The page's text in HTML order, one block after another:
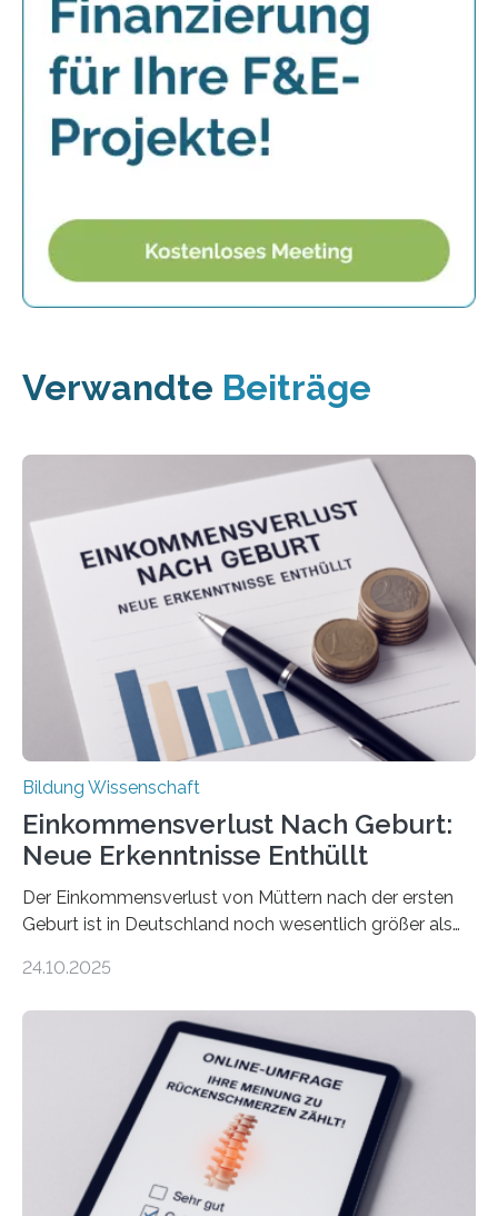
Verwandte Beiträge
Bildung Wissenschaft
Einkommensverlust Nach Geburt:
Neue Erkenntnisse Enthüllt
Der Einkommensverlust von Müttern nach der ersten
Geburt ist in Deutschland noch wesentlich größer als
nach der Geburt durchschnittlich fast 30.000 Euro
langfristigen Auswirkungen auf Karriere und die spätere
Rente. Bisherige Schätzungen lagen bei rund 20.000
Euro und damit etwa 30 Prozent zu niedrig. Zu diesem
Ergebnis kommt eine neue Studie des ZEW Mannheim
mit der Universität Tilburg. „Werden Frauen unter 30
Jahren erstmals…
24.10.2025